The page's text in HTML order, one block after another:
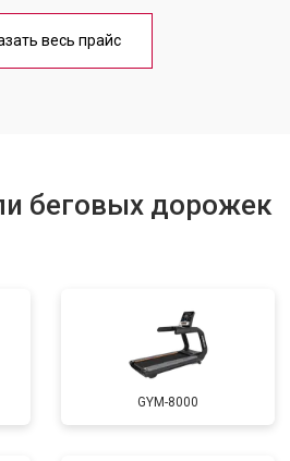
от 1000 ₽
весь прайс
беговых дорожек
GYM-8000